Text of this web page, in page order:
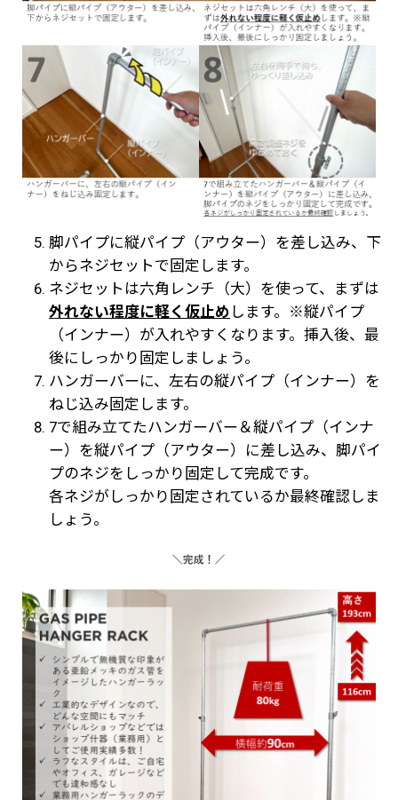
脚パイプに縦パイプ（アウター）を差し込み、下
からネジセットで固定します。
ネジセットは六角レンチ（大）を使って、まずは
外れない程度に軽く仮止め します。※縦パイプ
（インナー）が入れやすくなります。挿入後、最
後にしっかり固定しましょう。
ハンガーバーに、左右の縦パイプ（インナー）を
ねじ込み固定します。
7で組み立てたハンガーバー＆縦パイプ（インナ
ー）を縦パイプ（アウター）に差し込み、脚パイ
プのネジをしっかり固定して完成です。
各ネジがしっかり固定されているか最終確認しま
しょう。